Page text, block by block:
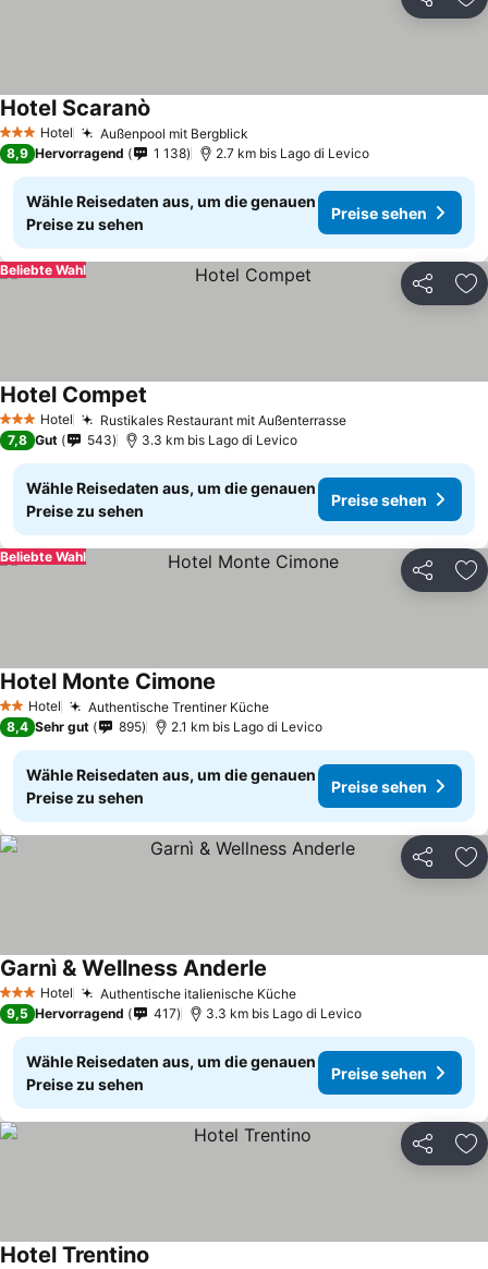
Teilen
3 SterneHotel Außenpool mit Bergblick
Hotel Scaranò
8,9 Hervorragend 1 138 2.7 km bis Lago di Levico
Wähle Reisedaten aus, um die genauen
Preise zu sehen
Preise sehen
Teilen
Beliebte Wahl
3 SterneHotel Rustikales Restaurant mit AußenterrassePreise sehen
Hotel Compet
7,8 Gut 543 3.3 km bis Lago di Levico
Wähle Reisedaten aus, um die genauen
Preise zu sehen
Preise sehen
Teilen
Beliebte Wahl
2 Sterne
Hotel Authentische Trentiner KüchePreise sehen
Hotel Monte Cimone
8,4 Sehr gut 895 2.1 km bis Lago di Levico
Wähle Reisedaten aus, um die genauen
Preise zu sehen
Preise sehen
Teilen
3 SterneHotel Authentische italienische KüchePreise sehen
Garnì & Wellness Anderle
9,5 Hervorragend 417 3.3 km bis Lago di Levico
Wähle Reisedaten aus, um die genauen
Preise zu sehen
Preise sehen
Teilen
Hotel Trentino